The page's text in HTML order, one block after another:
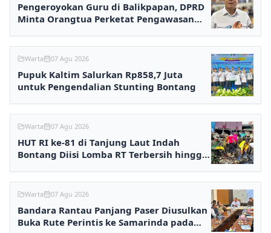
Pengeroyokan Guru di Balikpapan, DPRD
Minta Orangtua Perketat Pengawasan
Warta 07 Agu 2026
Pupuk Kaltim Salurkan Rp858,7 Juta
untuk Pengendalian Stunting Bontang
Warta 07 Agu 2026
HUT RI ke-81 di Tanjung Laut Indah
Bontang Diisi Lomba RT Terbersih hingga
Warta 07 Agu 2026
Bandara Rantau Panjang Paser Diusulkan
Buka Rute Perintis ke Samarinda pada